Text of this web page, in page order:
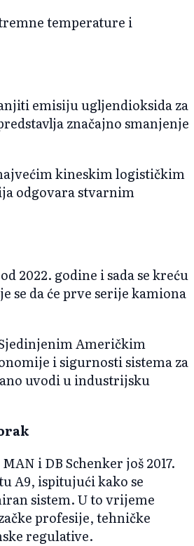
temperature i
emisiju ugljendioksida za
značajno smanjenje
kineskim logističkim
odgovara stvarnim
2022. godine i sada se kreću
se da će prve serije kamiona
Američkim
i sigurnosti sistema za
uvodi u industrijsku
i DB Schenker još 2017.
A9, ispitujući kako se
sistem. U to vrijeme
profesije, tehničke
regulative.